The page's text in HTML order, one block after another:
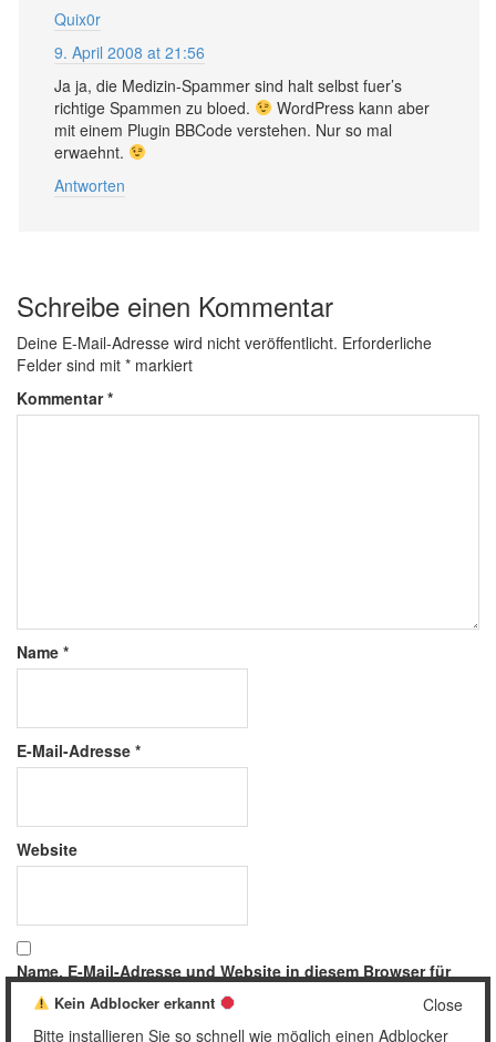
Quix0r
9. April 2008 at 21:56
Ja ja, die Medizin-Spammer sind halt selbst fuer’s
richtige Spammen zu bloed.
WordPress kann aber
mit einem Plugin BBCode verstehen. Nur so mal
erwaehnt.
Antworten
Schreibe einen Kommentar
Deine E-Mail-Adresse wird nicht veröffentlicht. Erforderliche
Felder sind mit * markiert
Kommentar*
Name *
E-Mail-Adresse *
Website
Name, E-Mail-Adresse und Website in diesem Browser für
meinen nächsten Kommentar speichern.
Close
Kein Adblocker erkannt
Bitte installieren Sie so schnell wie möglich einen Adblocker